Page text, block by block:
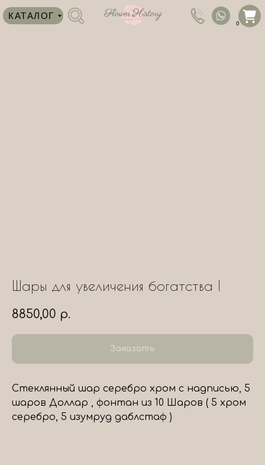
КАТАЛОГ
0
Шары для увеличения богатства !
8850,00 р.
Заказать
Стеклянный шар серебро хром с надписью, 5
шаров Доллар , фонтан из 10 Шаров ( 5 хром
серебро, 5 изумруд даблстаф )